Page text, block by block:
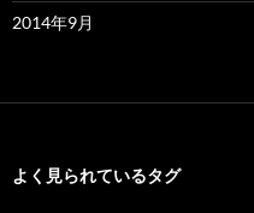
2014年9月
よく見られているタグ